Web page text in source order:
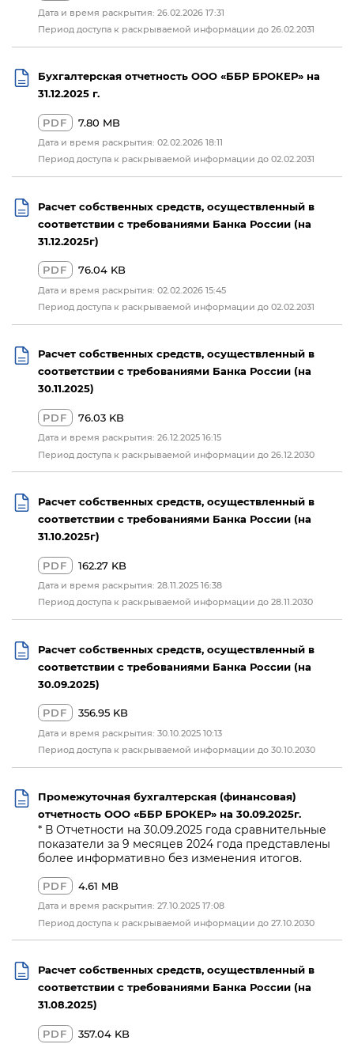
Дата и время раскрытия: 26.02.2026 17:31
Период доступа к раскрываемой информации до 26.02.2031
Бухгалтерская отчетность ООО «ББР БРОКЕР» на
31.12.2025 г.
PDF 7.80 MB
Дата и время раскрытия: 02.02.2026 18:11
Период доступа к раскрываемой информации до 02.02.2031
Расчет собственных средств, осуществленный в
соответствии с требованиями Банка России (на
31.12.2025г)
PDF 76.04 KB
Дата и время раскрытия: 02.02.2026 15:45
Период доступа к раскрываемой информации до 02.02.2031
Расчет собственных средств, осуществленный в
соответствии с требованиями Банка России (на
30.11.2025)
PDF 76.03 KB
Дата и время раскрытия: 26.12.2025 16:15
Период доступа к раскрываемой информации до 26.12.2030
Расчет собственных средств, осуществленный в
соответствии с требованиями Банка России (на
31.10.2025г)
PDF 162.27 KB
Дата и время раскрытия: 28.11.2025 16:38
Период доступа к раскрываемой информации до 28.11.2030
Расчет собственных средств, осуществленный в
соответствии с требованиями Банка России (на
30.09.2025)
PDF 356.95 KB
Дата и время раскрытия: 30.10.2025 10:13
Период доступа к раскрываемой информации до 30.10.2030
Промежуточная бухгалтерская (финансовая)
отчетность ООО «ББР БРОКЕР» на 30.09.2025г.
* В Отчетности на 30.09.2025 года сравнительные
показатели за 9 месяцев 2024 года представлены
более информативно без изменения итогов.
PDF 4.61 MB
Дата и время раскрытия: 27.10.2025 17:08
Период доступа к раскрываемой информации до 27.10.2030
Расчет собственных средств, осуществленный в
соответствии с требованиями Банка России (на
31.08.2025)
PDF 357.04 KB